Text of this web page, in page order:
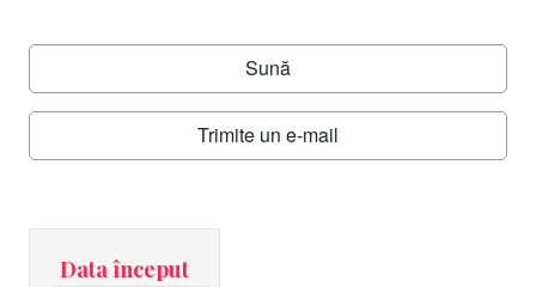
Sună
Trimite un e-mail
Data început